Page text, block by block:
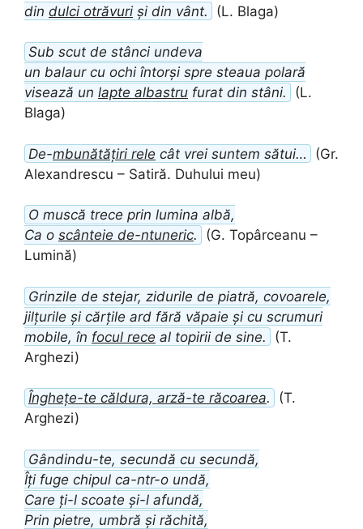
din dulci otrăvuri și din vânt. (L. Blaga)
Sub scut de stânci undeva
un balaur cu ochi întorși spre steaua polară
visează un lapte albastru furat din stâni.
(L.
Blaga)
De-mbunătățiri rele cât vrei suntem sătui…
(Gr.
Alexandrescu – Satiră. Duhului meu)
O muscă trece prin lumina albă,
Ca o scânteie de-ntuneric.
(G. Topârceanu –
Lumină)
Grinzile de stejar, zidurile de piatră, covoarele,
jilțurile și cărțile ard fără văpaie și cu scrumuri
mobile, în focul rece al topirii de sine.
(T.
Arghezi)
Înghețe-te căldura, arză-te răcoarea.
(T.
Arghezi)
Gândindu-te, secundă cu secundă,
Îți fuge chipul ca-ntr-o undă,
Care ți-l scoate și-l afundă,
Prin pietre, umbră și răchită,